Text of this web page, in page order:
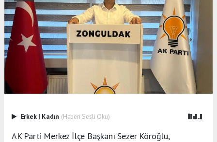
Erkek | Kadın (Haberi Sesli Oku)
AK Parti Merkez İlçe Başkanı Sezer Köroğlu,